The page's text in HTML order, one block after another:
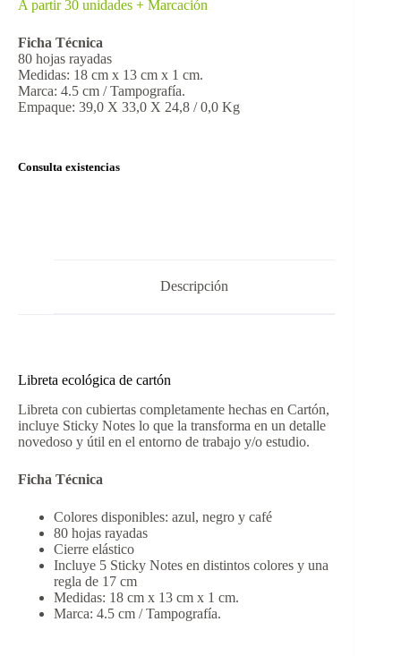
A partir 30 unidades + Marcación
Ficha Técnica
80 hojas rayadas
Medidas: 18 cm x 13 cm x 1 cm.
Marca: 4.5 cm / Tampografía.
Empaque: 39,0 X 33,0 X 24,8 / 0,0 Kg
Consulta existencias
Descripción
Libreta ecológica de cartón
Libreta con cubiertas completamente hechas en Cartón,
incluye Sticky Notes lo que la transforma en un detalle
novedoso y útil en el entorno de trabajo y/o estudio.
Ficha Técnica
Colores disponibles: azul, negro y café
80 hojas rayadas
Cierre elástico
Incluye 5 Sticky Notes en distintos colores y una
regla de 17 cm
Medidas: 18 cm x 13 cm x 1 cm.
Marca: 4.5 cm / Tampografía.